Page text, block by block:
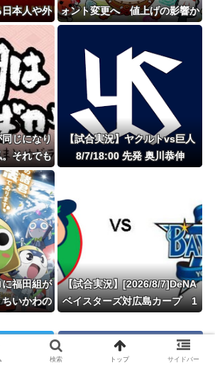
本人や外
！」→「信
キャンダ
ォント変更へ 値上げの影響か
じになり
それでも
『○サイズ
て・・・
【試合実況】ヤクルトvs巨人
8/7/18:00 先発 奥川恭伸
福田組が
いかわの
【試合実況】[2026/8/7]DeNA
ベイスターズ対広島カープ 1
る コメントを書く
検索 トップ サイドバー